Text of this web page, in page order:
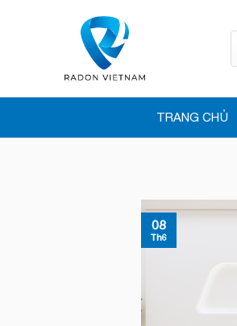
TRANG CHỦ
08
Th6